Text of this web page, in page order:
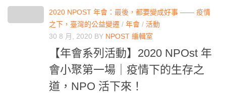
2020 NPOST 年會：最後，都要變成好事 —— 疫情
之下，臺灣的公益變遷 / 年會 / 活動
30 8 月, 2020 BY NPOST 編輯室
【年會系列活動】2020 NPOst 年
會小聚第一場｜疫情下的生存之
道，NPO 活下來！